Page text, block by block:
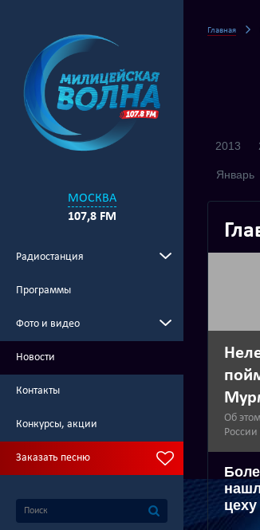
МОСКВА
107,8 FM
Радиостанция
Программы
Фото и видео
Новости
Контакты
Конкурсы, акции
Заказать песню
Главная
2013
Январь
Об